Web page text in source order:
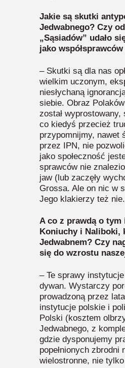
Jakie są skutki
Jedwabnego? Czy
„Sąsiadów” udało
jako
– Skutki są dla nas
wielkim uczonym,
niesłychaną
siebie. Obraz
został
co kiedyś przecież
przypomnijmy, nawet
przez IPN, nie
jako społeczność
sprawców nie
jaw (lub zaczęły
Grossa. Ale on nic w
Jego klakierzy też nie.
A co z prawdą o
Koniuchy i Naliboki,
Jedwabnem? Czy
się do wzrostu
– Te sprawy
dywan. Wystarczy
prowadzoną przez
instytucje polskie i
Polski (kosztem
Jedwabnego, z
gdzie dysponujemy
popełnionych zbrodni
wielostronne, nie